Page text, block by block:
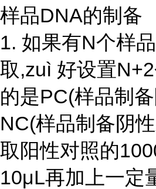
样品DNA的制备
1. 如果有N个样
取,zuì 好设置
的是PC(样品制
NC(样品制备阴
取阳性对照的
10μL再加上一定